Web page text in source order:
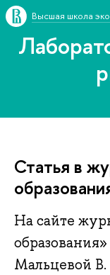
Высшая школа
Статья в
На сайте
Мальцевой